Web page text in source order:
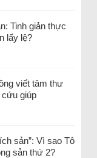
Tinh giản thực
lấy lệ?
viết tâm thư
giúp
sản”: Vì sao Tô
sản thứ 2?